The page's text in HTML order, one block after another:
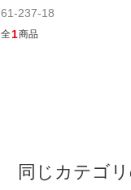
61-237-18
全1商品
同じカテゴ